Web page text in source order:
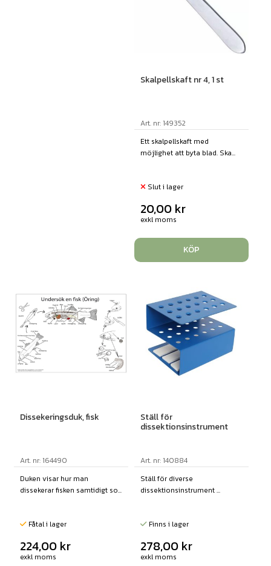
Skalpellskaft nr 4, 1 st
Art. nr: 149352
Ett skalpellskaft med
möjlighet att byta blad. Ska...
Slut i lager
20,00 kr
exkl moms
KÖP
Dissekeringsduk, fisk
Art. nr: 164490
Duken visar hur man
dissekerar fisken samtidigt so...
Fåtal i lager
224,00 kr
exkl moms
Ställ för
dissektionsinstrument
Art. nr: 140884
Ställ för diverse
dissektionsinstrument ...
Finns i lager
278,00 kr
exkl moms